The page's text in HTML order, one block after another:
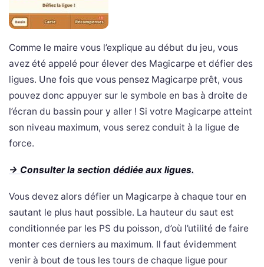
Comme le maire vous l’explique au début du jeu, vous
avez été appelé pour élever des Magicarpe et défier des
ligues. Une fois que vous pensez Magicarpe prêt, vous
pouvez donc appuyer sur le symbole en bas à droite de
l’écran du bassin pour y aller ! Si votre Magicarpe atteint
son niveau maximum, vous serez conduit à la ligue de
force.
-> Consulter la section dédiée aux ligues.
Vous devez alors défier un Magicarpe à chaque tour en
sautant le plus haut possible. La hauteur du saut est
conditionnée par les PS du poisson, d’où l’utilité de faire
monter ces derniers au maximum. Il faut évidemment
venir à bout de tous les tours de chaque ligue pour